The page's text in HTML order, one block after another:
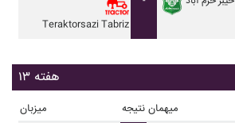
Teraktorsazi Tabriz
هفته ۱۳
میزبان نتیجه میهمان